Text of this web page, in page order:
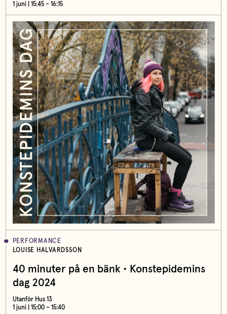
1 juni | 15:45 – 16:15
PERFORMANCE
LOUISE HALVARDSSON
40 minuter på en bänk • Konstepidemins
dag 2024
Utanför Hus 13
1 juni | 15:00 – 15:40